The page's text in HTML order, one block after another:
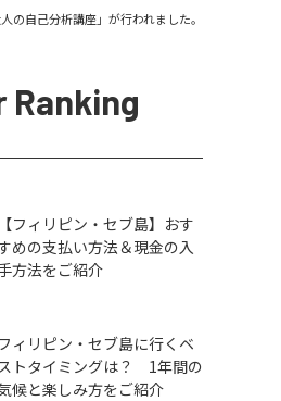
の自己分析講座」が行われました。
Ranking
【フィリピン・セブ島】おす
めの支払い方法＆現金の入
方法をご紹介
フィリピン・セブ島に行くベ
ストタイミングは？ 1年間の
候と楽しみ方をご紹介